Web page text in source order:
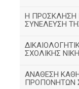
Η ΠΡΟΣΚΛΗΣΗ
ΣΥΝΕΛΕΥΣΗ
ΣΧΟΛΙΚΗΣ
ΑΝΑΘΕΣΗ
ΠΡΟΠΟΝΗΤΩΝ